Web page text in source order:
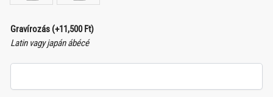
Gravírozás (+11,500Ft)
Latin vagy japán ábécé